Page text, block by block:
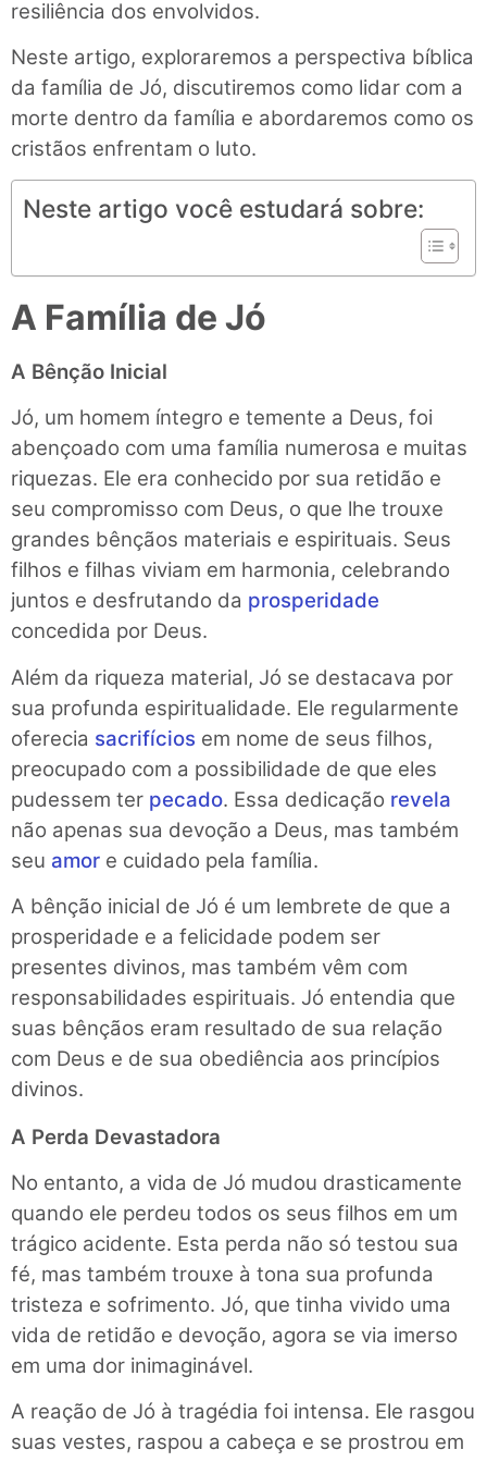
resiliência dos envolvidos.
Neste artigo, exploraremos a perspectiva bíblica
da família de Jó, discutiremos como lidar com a
morte dentro da família e abordaremos como os
cristãos enfrentam o luto.
Neste artigo você estudará sobre:
A Família de Jó
A Bênção Inicial
Jó, um homem íntegro e temente a Deus, foi
abençoado com uma família numerosa e muitas
riquezas. Ele era conhecido por sua retidão e
seu compromisso com Deus, o que lhe trouxe
grandes bênçãos materiais e espirituais. Seus
filhos e filhas viviam em harmonia, celebrando
juntos e desfrutando da prosperidade
concedida por Deus.
Além da riqueza material, Jó se destacava por
sua profunda espiritualidade. Ele regularmente
oferecia sacrifícios em nome de seus filhos,
preocupado com a possibilidade de que eles
pudessem ter pecado. Essa dedicação revela
não apenas sua devoção a Deus, mas também
seu amor e cuidado pela família.
A bênção inicial de Jó é um lembrete de que a
prosperidade e a felicidade podem ser
presentes divinos, mas também vêm com
responsabilidades espirituais. Jó entendia que
suas bênçãos eram resultado de sua relação
com Deus e de sua obediência aos princípios
divinos.
A Perda Devastadora
No entanto, a vida de Jó mudou drasticamente
quando ele perdeu todos os seus filhos em um
trágico acidente. Esta perda não só testou sua
fé, mas também trouxe à tona sua profunda
tristeza e sofrimento. Jó, que tinha vivido uma
vida de retidão e devoção, agora se via imerso
em uma dor inimaginável.
A reação de Jó à tragédia foi intensa. Ele rasgou
suas vestes, raspou a cabeça e se prostrou em